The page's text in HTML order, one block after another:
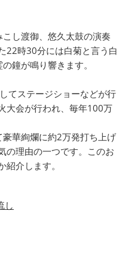
し渡御、悠久太鼓の演奏
22時30分には白菊と言う白
鐘が鳴り響きます。
てステージショーなどが行
大会が行われ、毎年100万
華絢爛に約2万発打ち上げ
の理由の一つです。このお
介します。